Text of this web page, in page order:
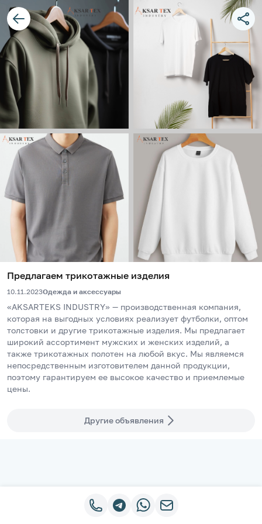
Предлагаем трикотажные изделия
10.11.2023Одежда и аксессуары
«AKSARTEKS INDUSTRY» — производственная компания,
которая на выгодных условиях реализует футболки, оптом
толстовки и другие трикотажные изделия. Мы предлагает
широкий ассортимент мужских и женских изделий, а
также трикотажных полотен на любой вкус. Мы являемся
непосредственным изготовителем данной продукции,
поэтому гарантируем ее высокое качество и приемлемые
цены.
Другие объявления